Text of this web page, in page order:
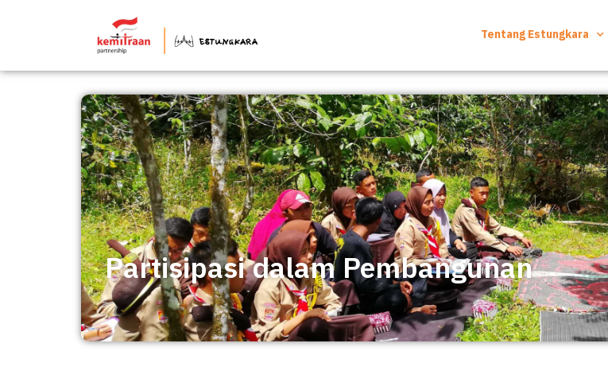
Tentang Estungkara
Partisipasi dalam Pembangunan